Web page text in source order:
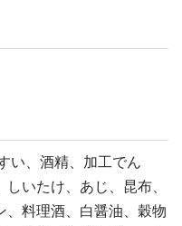
い、酒精、加工でん
いたけ、あじ、昆布、
、料理酒、白醤油、穀物